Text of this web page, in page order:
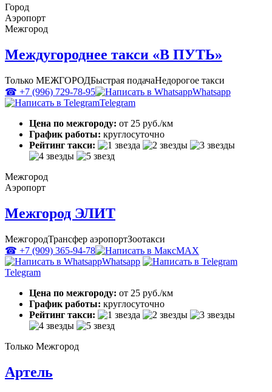
Город
Аэропорт
Межгород
Междугороднее такси «В ПУТЬ»
Только МЕЖГОРОДБыстрая подачаНедорогое такси
☎ +7 (996) 729-78-95
Whatsapp
Telegram
Цена по межгороду: от 25 руб./км
График работы: круглосуточно
Рейтинг такси:
Межгород
Аэропорт
Межгород ЭЛИТ
МежгородТрансфер аэропортЗоотакси
☎ +7 (909) 365-94-78
MAX
Whatsapp
Telegram
Цена по межгороду: от 25 руб./км
График работы: круглосуточно
Рейтинг такси:
Только Межгород
Артель